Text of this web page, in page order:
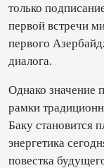
только
первой встречи
первого
диалога.
Однако значение
рамки
Баку становится
энергетика
повестка